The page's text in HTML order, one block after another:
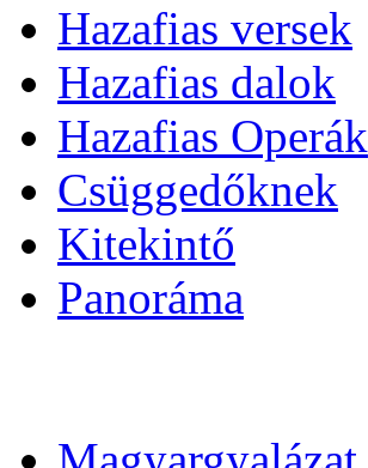
Hazafias versek
Hazafias dalok
Hazafias Operák
Csüggedőknek
Kitekintő
Panoráma